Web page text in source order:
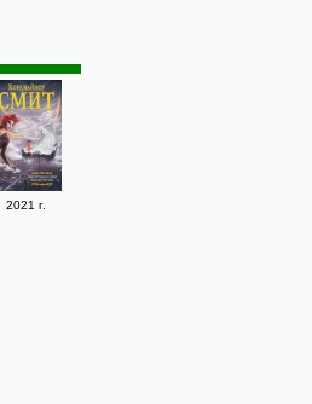
2021 г.